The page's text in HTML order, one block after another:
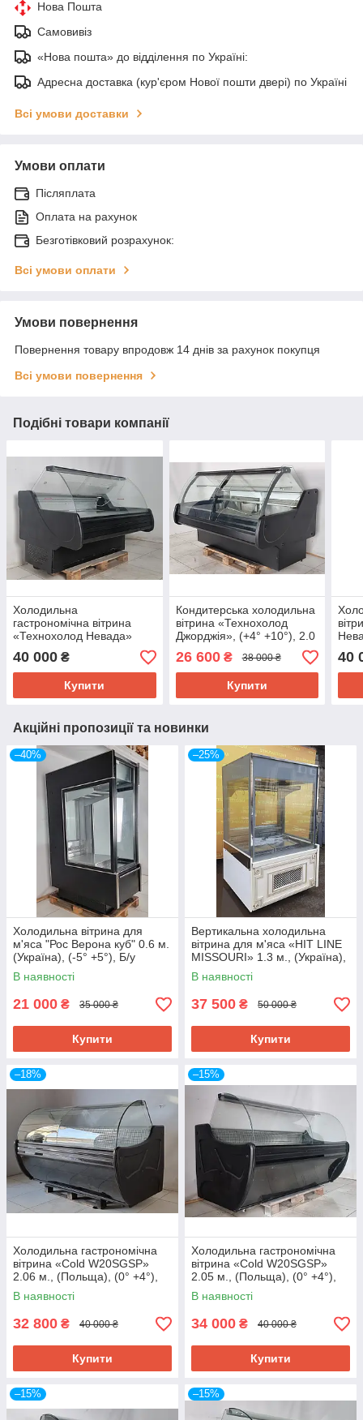
Нова Пошта
Самовивіз
«Нова пошта» до відділення по Україні:
Адресна доставка (кур'єром Нової пошти двері) по Україні
Всі умови доставки
Умови оплати
Післяплата
Оплата на рахунок
Безготівковий розрахунок:
Всі умови оплати
Умови повернення
Повернення товару впродовж 14 днів за рахунок покупця
Всі умови повернення
Подібні товари компанії
Холодильна
гастрономічна вітрина
«Технохолод Невада»
(Україна), 1.58 м. (-2°
+8°), викладка 90 см., Б/у
40 000 ₴
Купити
Кондитерська холодильна
вітрина «Технохолод
Джорджія», (+4° +10°), 2.0
м., (Україна), викладка 90
см., Б/у
26 600₴ 38 000 ₴
Купити
(-
Б/у
40
Акційні пропозиції та новинки
–40%
Холодильна вітрина для
м'яса "Рос Верона куб" 0.6 м.
(Україна), (-5° +5°), Б/у
В наявності
21 000 ₴ 35 000 ₴
Купити
–25%
Вертикальна холодильна
вітрина для м'яса «HIT LINE
MISSOURI» 1.3 м., (Україна),
Б/у
В наявності
37 500 ₴ 50 000 ₴
Купити
–18%
Холодильна гастрономічна
вітрина «Cold W20SGSP»
2.06 м., (Польща), (0° +4°),
викладка 73 см., Б/у
В наявності
32 800 ₴ 40 000 ₴
Купити
–15%
Холодильна гастрономічна
вітрина «Cold W20SGSP»
2.05 м., (Польща), (0° +4°),
викладка 72 см., Б/у
В наявності
34 000 ₴ 40 000 ₴
Купити
–15% –15%